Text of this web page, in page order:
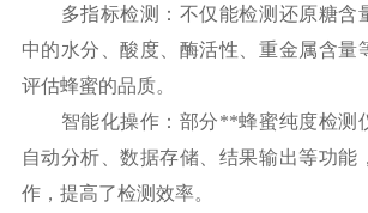
多指标检测：不仅能检测还原糖含
中的水分、酸度、酶活性、重金属含量
评估蜂蜜的品质。
智能化操作：部分**蜂蜜纯度检测仪
自动分析、数据存储、结果输出等功能
作，提高了检测效率。